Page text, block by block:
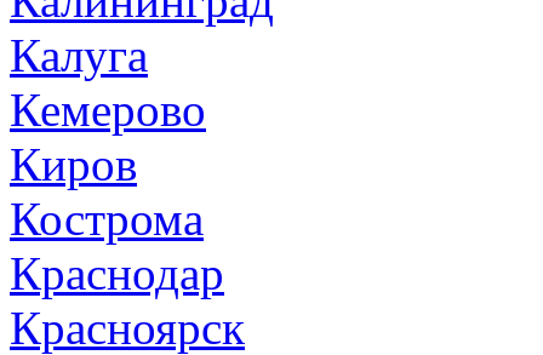
Калуга
Кемерово
Киров
Кострома
Краснодар
Красноярск